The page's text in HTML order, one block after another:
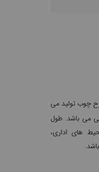
چوب تولید می
می باشد. طول
در محیط های اداری،